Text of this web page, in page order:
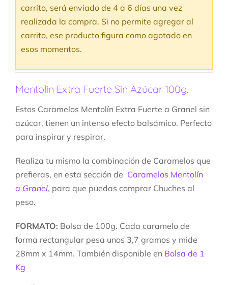
carrito, será enviado de 4 a 6 días una vez
realizada la compra. Si no permite agregar al
carrito, ese producto figura como agotado en
esos momentos.
Mentolin Extra Fuerte Sin Azúcar 100g.
Estos Caramelos Mentolín Extra Fuerte a Granel sin
azúcar, tienen un intenso efecto balsámico. Perfecto
para inspirar y respirar.
Realiza tu mismo la combinación de Caramelos que
prefieras, en esta sección de Caramelos Mentolín
a Granel, para que puedas comprar Chuches al
peso.
FORMATO: Bolsa de 100g. Cada caramelo de
forma rectangular pesa unos 3,7 gramos y mide
28mm x 14mm. También disponible en Bolsa de 1
Kg